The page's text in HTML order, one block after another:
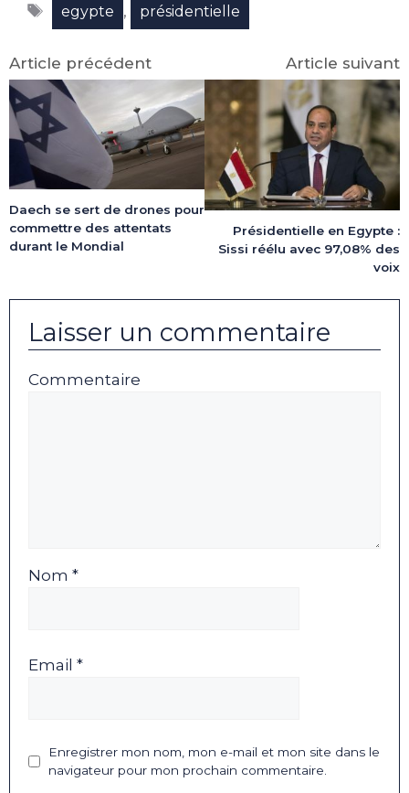
(Twitter)
Étiquettes
egypte , présidentielle
Article précédent
Daech se sert de drones pour
commettre des attentats
durant le Mondial
Article suivant
Présidentielle en Egypte :
Sissi réélu avec 97,08% des
voix
Laisser un commentaire
Commentaire
Nom *
Email *
Enregistrer mon nom, mon e-mail et mon site dans le
navigateur pour mon prochain commentaire.